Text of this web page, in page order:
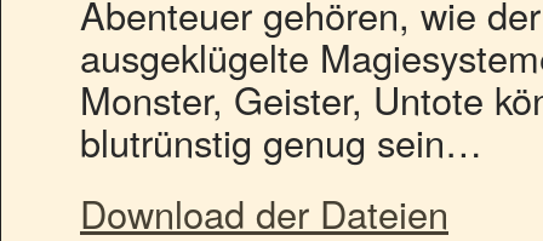
Abenteuer gehören, wie
ausgeklügelte
Monster, Geister, Untote
blutrünstig genug sein…
Download der Dateien